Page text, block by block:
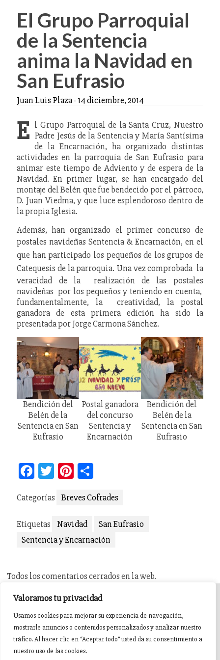
Valoramos tu privacidad
Usamos cookies para mejorar su experiencia de navegación,
mostrarle anuncios o contenidos personalizados y analizar nuestro
tráfico. Al hacer clic en “Aceptar todo” usted da su consentimiento a
nuestro uso de las cookies.
El Grupo Parroquial
de la Sentencia
anima la Navidad en
San Eufrasio
Juan Luis Plaza- 14 diciembre, 2014
E l Grupo Parroquial de la Santa Cruz, Nuestro
Padre Jesús de la Sentencia y María Santísima
de la Encarnación, ha organizado distintas
actividades en la parroquia de San Eufrasio para
animar este tiempo de Adviento y de espera de la
Navidad. En primer lugar, se han encargado del
montaje del Belén que fue bendecido por el párroco,
D. Juan Viedma, y que luce esplendoroso dentro de
la propia Iglesia.
Además, han organizado el primer concurso de
postales navideñasSentencia & Encarnación, en el
que han participado los pequeños de los grupos de
Catequesis de la parroquia. Una vez comprobada la
veracidad de la realización de las postales
navideñas por los pequeños y teniendo en cuenta,
fundamentalmente, la creatividad, la postal
ganadora de esta primera edición ha sido la
presentada por Jorge Carmona Sánchez.
Bendición del
Belén de la
Sentencia en San
Eufrasio
Postal ganadora
del concurso
Sentencia y
Encarnación
Bendición del
Belén de la
Sentencia en San
Eufrasio
Facebook
TwitterPinterest
Categorías Breves Cofrades
Etiquetas Navidad
San Eufrasio
Sentencia y Encarnación
Todos los comentarios cerrados en la web.
INICIO AGENDA
NOTICIAS DE PASIÓN
NOTICIAS DE GLORIA
BREVES COFRADES BANDAS